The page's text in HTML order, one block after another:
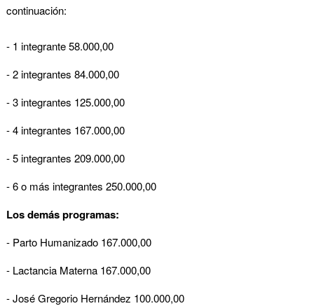
continuación:
- 1 integrante 58.000,00
- 2 integrantes 84.000,00
- 3 integrantes 125.000,00
- 4 integrantes 167.000,00
- 5 integrantes 209.000,00
- 6 o más integrantes 250.000,00
Los demás programas:
- Parto Humanizado 167.000,00
- Lactancia Materna 167.000,00
- José Gregorio Hernández 100.000,00